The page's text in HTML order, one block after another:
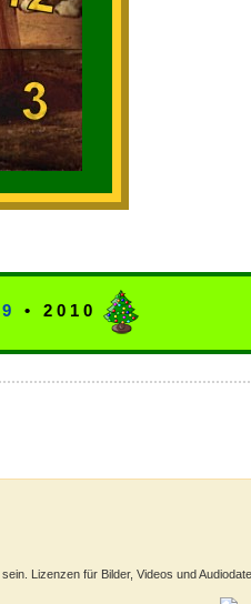
• 2 0 1 0
Lizenzen für Bilder, Videos und